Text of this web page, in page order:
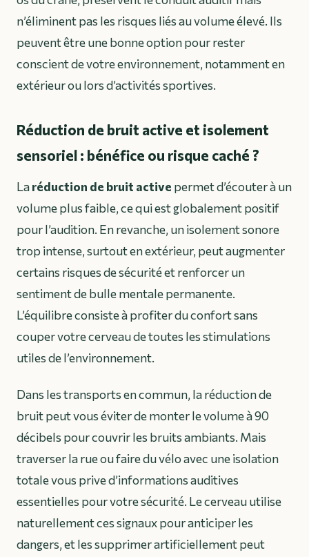
n’éliminent pas les risques liés au volume élevé. Ils
peuvent être une bonne option pour rester
conscient de votre environnement, notamment en
extérieur ou lors d’activités sportives.
Réduction de bruit active et isolement
sensoriel : bénéfice ou risque caché ?
Laréduction de bruit active permet d’écouter à un
volume plus faible, ce qui est globalement positif
pour l’audition. En revanche, un isolement sonore
trop intense, surtout en extérieur, peut augmenter
certains risques de sécurité et renforcer un
sentiment de bulle mentale permanente.
L’équilibre consiste à profiter du confort sans
couper votre cerveau de toutes les stimulations
utiles de l’environnement.
Dans les transports en commun, la réduction de
bruit peut vous éviter de monter le volume à 90
décibels pour couvrir les bruits ambiants. Mais
traverser la rue ou faire du vélo avec une isolation
totale vous prive d’informations auditives
essentielles pour votre sécurité. Le cerveau utilise
naturellement ces signaux pour anticiper les
dangers, et les supprimer artificiellement peut